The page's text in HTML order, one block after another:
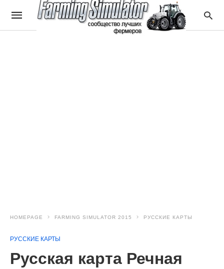
HOMEPAGE FARMING SIMULATOR 2015 РУССКИЕ КАРТЫ
РУССКИЕ КАРТЫ
Русская карта Речная